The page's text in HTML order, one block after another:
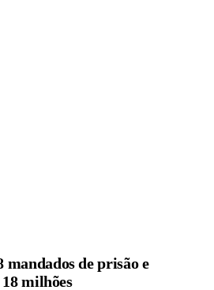
mandados de prisão e
milhões